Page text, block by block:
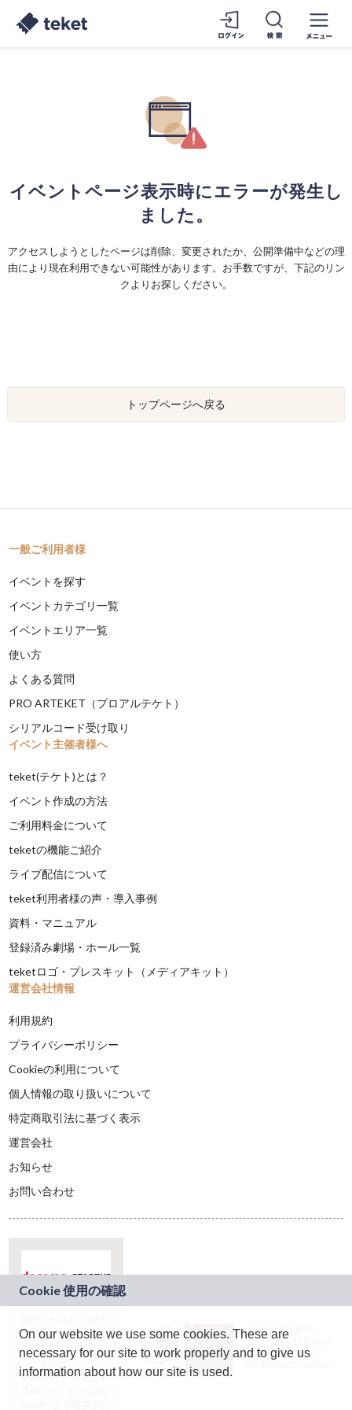
イベントページ表示時にエラーが発生し
ました。
アクセスしようとしたページは削除、変更されたか、公開準備中などの理
由により現在利用できない可能性があります。お手数ですが、下記のリン
クよりお探しください。
トップページへ戻る
一般ご利用者様
イベントを探す
イベントカテゴリ一覧
イベントエリア一覧
使い方
よくある質問
PRO ARTEKET（プロアルテケト）
シリアルコード受け取り
イベント主催者様へ
teket(テケト)とは？
イベント作成の方法
ご利用料金について
teketの機能ご紹介
ライブ配信について
teket利用者様の声・導入事例
資料・マニュアル
登録済み劇場・ホール一覧
teketロゴ・プレスキット（メディアキット）
運営会社情報
利用規約
プライバシーポリシー
Cookieの利用について
個人情報の取り扱いについて
特定商取引法に基づく表示
運営会社
お知らせ
お問い合わせ
ドコモグループの新
規事業創出プログラ
ム「docomo
STARTUP」を通じて
JASRAC許諾番号：
9024936001Y45037
JASRAC許諾番号：
On our website we use some cookies. These are
necessary for our site to work properly and to give us
information about how our site is used.